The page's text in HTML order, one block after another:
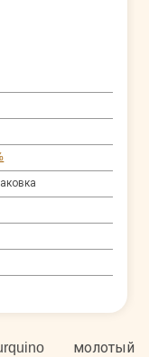
молотый